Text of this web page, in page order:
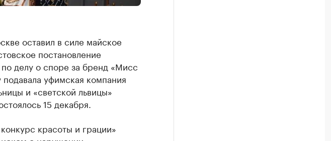
оставил в силе майское
постановление
делу о споре за бренд «Мисс
уфимская компания
и «светской львицы»
15 декабря.
красоты и грации»